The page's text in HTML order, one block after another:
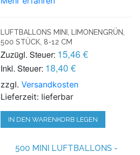
LUFTBALLONS MINI, LIMONENGRÜN,
500 STÜCK, 8-12 CM
Zuzügl. Steuer: 15,46 €
Inkl. Steuer: 18,40 €
zzgl.Versandkosten
Lieferzeit: lieferbar
IN DEN WARENKORB LEGEN
500 MINI LUFTBALLONS -